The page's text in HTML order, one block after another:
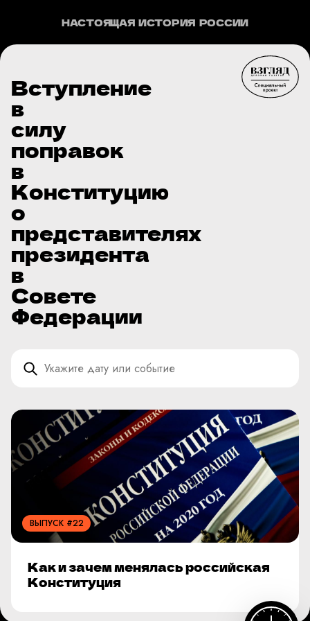
НАСТОЯЩАЯ ИСТОРИЯ РОССИИ
Вступление
в
силу
поправок
в
Конституцию
о
представителях
президента
в
Совете
Федерации
ВЫПУСК #22
Как и зачем менялась российская
Конституция